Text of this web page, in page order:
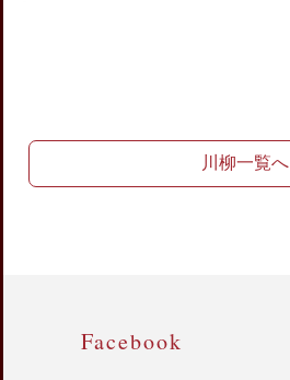
川柳一覧へ
Facebook